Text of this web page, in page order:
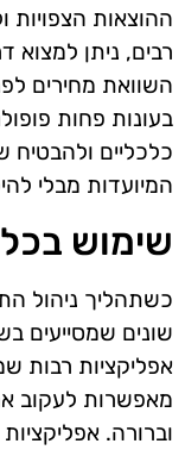
ההוצאות הצפויות
רבים, ניתן למצוא
השוואת מחירים
בעונות פחות
כלכליים
המיועדות מבלי
שימוש
כשתהליך ניהול
שונים שמסייעים
אפליקציות רבות
מאפשרות לעקוב
וברורה.